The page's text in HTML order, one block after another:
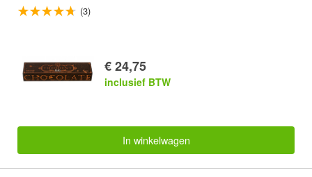
(3)
€ 24,75
inclusief BTW
In winkelwagen